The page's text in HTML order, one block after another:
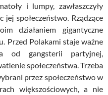
i lumpy, zawłaszczyły
jej społeczeństwo. Rządzące
działaniem gigantyczne
Przed Polakami staje ważne
od gangsterii partyjnej,
społeczeństwa. Trzeba
przez społeczeństwo w
większościowych, a nie